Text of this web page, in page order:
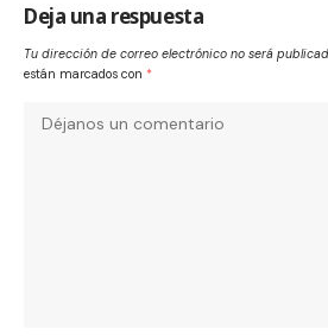
Deja una respuesta
Tu dirección de correo electrónico no será
están marcados con *